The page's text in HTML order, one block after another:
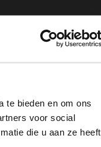
te bieden en om ons
voor social
die u aan ze heeft